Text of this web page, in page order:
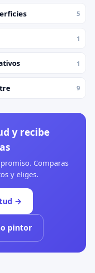
5
1
1
9
y recibe
Comparas
y eliges.
→
pintor